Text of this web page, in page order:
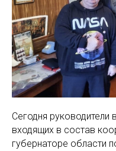
Сегодня руководители
входящих в состав
губернаторе области